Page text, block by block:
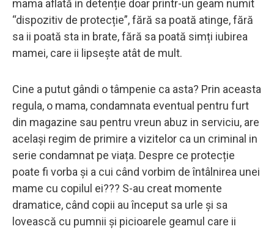
mama aflată in detenție doar printr-un geam numit
“dispozitiv de protecție”, fără sa poată atinge, fără
sa ii poată sta in brate, fără sa poată simți iubirea
mamei, care ii lipsește atât de mult.
Cine a putut gândi o tâmpenie ca asta? Prin aceasta
regula, o mama, condamnata eventual pentru furt
din magazine sau pentru vreun abuz in serviciu, are
același regim de primire a vizitelor ca un criminal in
serie condamnat pe viața. Despre ce protecție
poate fi vorba și a cui când vorbim de întâlnirea unei
mame cu copilul ei??? S-au creat momente
dramatice, când copii au început sa urle și sa
lovească cu pumnii și picioarele geamul care ii